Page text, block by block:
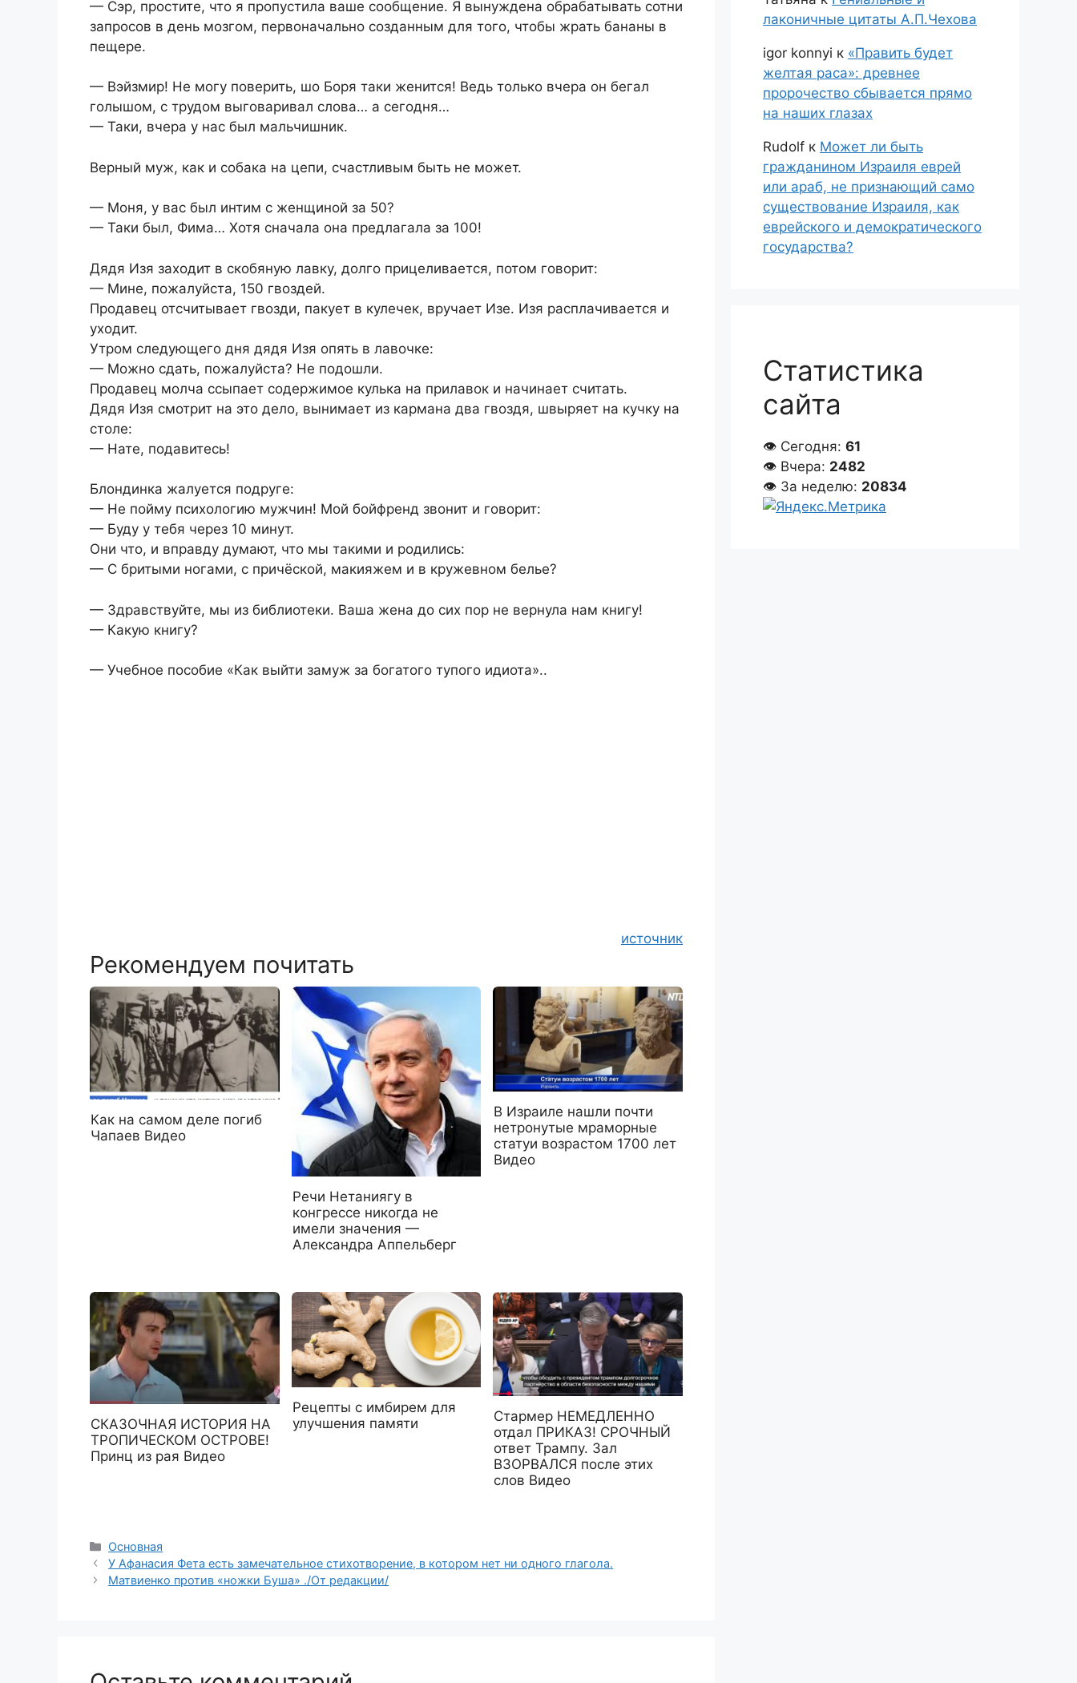
— Сэр, простите, что я пропустила ваше сообщение. Я вынуждена обрабатывать сотни
запросов в день мозгом, первоначально созданным для того, чтобы жрать бананы в
пещере.
— Вэйзмир! Не могу поверить, шо Боря таки женится! Ведь только вчера он бегал
голышом, с трудом выговаривал слова… а сегодня…
— Таки, вчера у нас был мальчишник.
Верный муж, как и собака на цепи, счастливым быть не может.
— Моня, у вас был интим с женщиной за 50?
— Таки был, Фима… Хотя сначала она предлагала за 100!
Дядя Изя заходит в скобяную лавку, долго прицеливается, потом говорит:
— Мине, пожалуйста, 150 гвоздей.
Продавец отсчитывает гвозди, пакует в кулечек, вручает Изе. Изя расплачивается и
уходит.
Утром следующего дня дядя Изя опять в лавочке:
— Можно сдать, пожалуйста? Не подошли.
Продавец молча ссыпает содержимое кулька на прилавок и начинает считать.
Дядя Изя смотрит на это дело, вынимает из кармана два гвоздя, швыряет на кучку на
столе:
— Нате, подавитесь!
Блондинка жалуется подруге:
— Не пойму психологию мужчин! Мой бойфренд звонит и говорит:
— Буду у тебя через 10 минут.
Они что, и вправду думают, что мы такими и родились:
— С бритыми ногами, с причёской, макияжем и в кружевном белье?
— Здравствуйте, мы из библиотеки. Ваша жена до сих пор не вернула нам книгу!
— Какую книгу?
— Учебное пособие «Как выйти замуж за богатого тупого идиота»..
источник
Рекомендуем почитать
Как на самом деле погиб
Чапаев Видео
Речи Нетаниягу в
конгрессе никогда не
имели значения —
Александра Аппельберг
В Израиле нашли почти
нетронутые мраморные
статуи возрастом 1700 лет
Видео
СКАЗОЧНАЯ ИСТОРИЯ НА
ТРОПИЧЕСКОМ ОСТРОВЕ!
Принц из рая Видео
Рецепты с имбирем для
улучшения памяти
Стармер НЕМЕДЛЕННО
отдал ПРИКАЗ! СРОЧНЫЙ
ответ Трампу. Зал
ВЗОРВАЛСЯ после этих
слов Видео
Рубрики
Основная
У Афанасия Фeта есть замечательное стихотворение, в котором нет ни одного глагoла.
Матвиенко против «ножки Буша» ./От редакции/
лаконичные цитаты А.П.Чехова
igor konnyi к «Править будет
желтая раса»: древнее
пророчество сбывается прямо
на наших глазах
Rudolf к Может ли быть
гражданином Израиля еврей
или араб, не признающий само
существование Израиля, как
еврейского и демократического
государства?
Статистика
сайта
👁 Сегодня: 61
👁 Вчера: 2482
👁 За неделю: 20834